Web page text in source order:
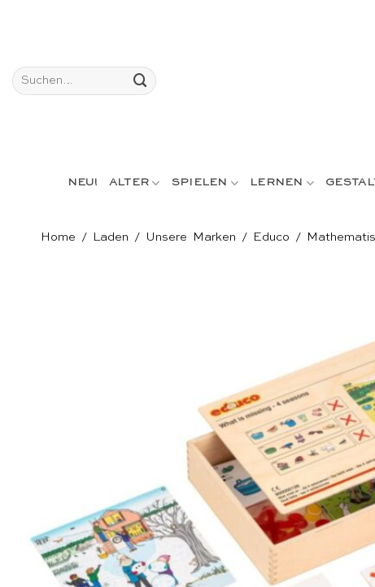
Suchen
nach:
NEU! ALTER SPIELEN LERNEN
Home / Laden / Unsere Marken / Educo /